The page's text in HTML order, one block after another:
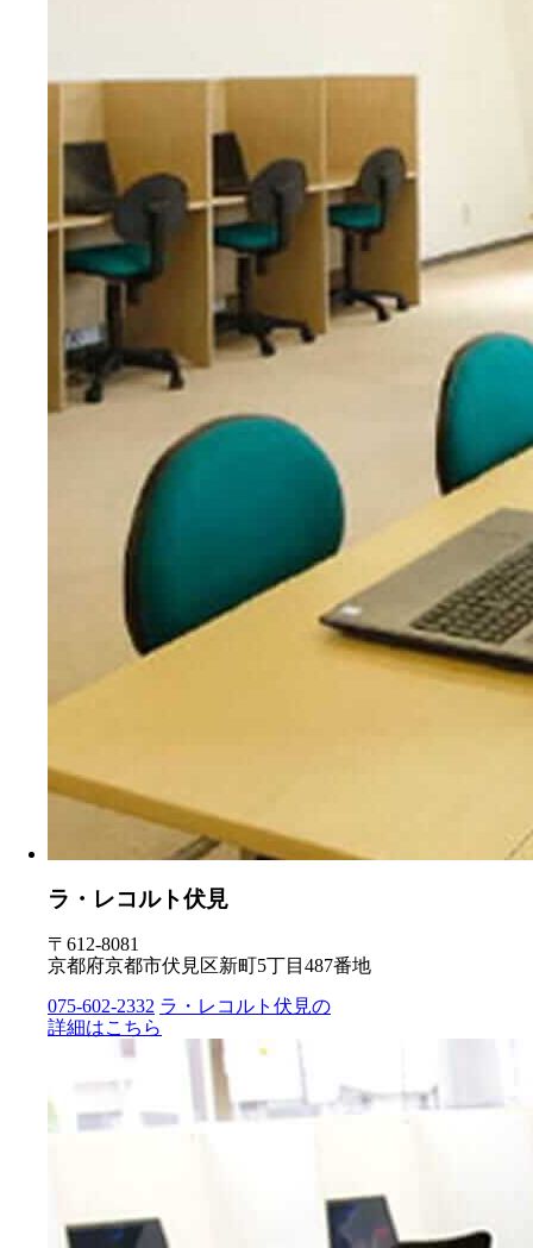
ラ・レコルト伏見
〒612-8081
京都府京都市伏見区新町5丁目487番地
075-602-2332 ラ・レコルト伏見の
詳細はこちら